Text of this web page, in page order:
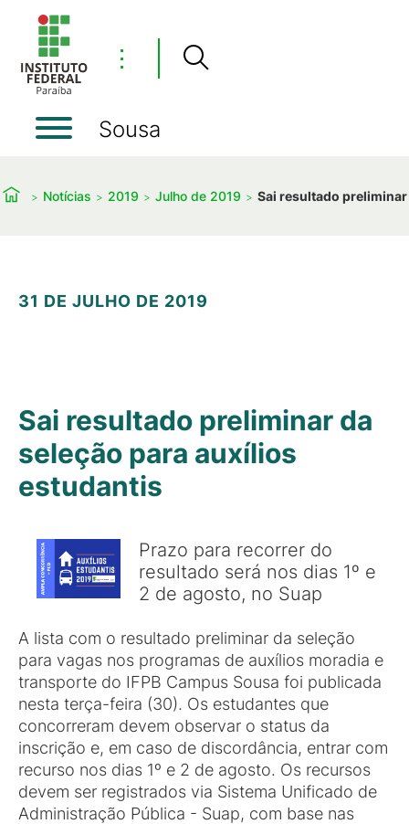
⋮
Sousa
Notícias 2019 Julho de 2019 Sai resultado
31 DE JULHO DE 2019
Sai resultado preliminar da
seleção para auxílios
estudantis
Prazo para recorrer do
resultado será nos dias 1º e
2 de agosto, no Suap
A lista com o resultado preliminar da seleção
para vagas nos programas de auxílios moradia e
transporte do IFPB Campus Sousa foi publicada
nesta terça-feira (30). Os estudantes que
concorreram devem observar o status da
inscrição e, em caso de discordância, entrar com
recurso nos dias 1º e 2 de agosto. Os recursos
devem ser registrados via Sistema Unificado de
Administração Pública - Suap, com base nas